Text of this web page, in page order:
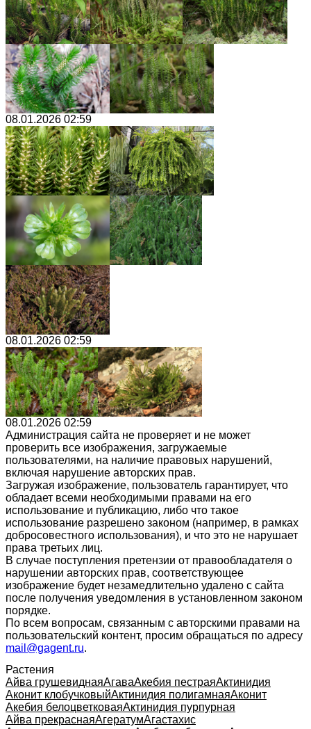
08.01.2026 02:59
08.01.2026 02:59
08.01.2026 02:59
Администрация сайта не проверяет и не может
проверить все изображения, загружаемые
пользователями, на наличие правовых нарушений,
включая нарушение авторских прав.
Загружая изображение, пользователь гарантирует, что
обладает всеми необходимыми правами на его
использование и публикацию, либо что такое
использование разрешено законом (например, в рамках
добросовестного использования), и что это не нарушает
права третьих лиц.
В случае поступления претензии от правообладателя о
нарушении авторских прав, соответствующее
изображение будет незамедлительно удалено с сайта
после получения уведомления в установленном законом
порядке.
По всем вопросам, связанным с авторскими правами на
пользовательский контент, просим обращаться по адресу
mail@gagent.ru.
Растения
Айва грушевиднаяАгаваАкебия пестраяАктинидия
Аконит клобучковыйАктинидия полигамнаяАконит
Акебия белоцветковаяАктинидия пурпурная
Айва прекраснаяАгератумАгастахис